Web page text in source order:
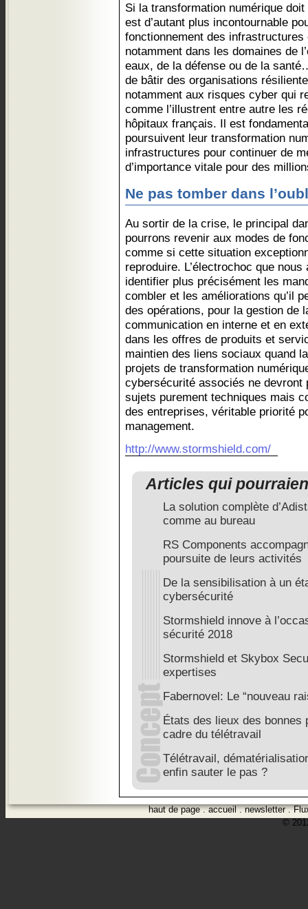
Si la transformation numérique
est d’autant plus incontournable
fonctionnement des
notamment dans les domaines de
eaux, de la défense ou de la
de bâtir des organisations
notamment aux risques cyber qui
comme l’illustrent entre autre les
hôpitaux français. Il est
poursuivent leur transformation
infrastructures pour continuer de
d’importance vitale pour des
Ne pas tomber dans
Au sortir de la crise, le principal
pourrons revenir aux modes de
comme si cette situation
reproduire. L’électrochoc que
identifier plus précisément les
combler et les améliorations qu’il
des opérations, pour la gestion de
communication en interne et en
dans les offres de produits et
maintien des liens sociaux quand
projets de transformation
cybersécurité associés ne devront
sujets purement techniques mais
des entreprises, véritable priorité
management.
http://www.stormshield.com/
Articles qui
La solution complète
comme au bureau
RS Components
poursuite de leurs activités
De la sensibilisation à un
cybersécurité
Stormshield innove à
sécurité 2018
Stormshield et Skybox
expertises
Fabernovel: Le “nouveau
États des lieux des bonnes
cadre du télétravail
Télétravail,
enfin sauter le pas ?
haut de page.accueil.newsletter.
©